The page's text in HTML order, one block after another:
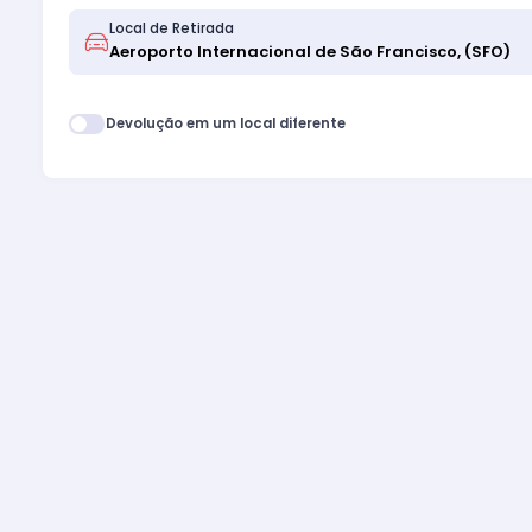
Local de Retirada
Devolução em um local diferente